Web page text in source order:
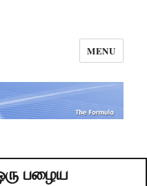
MENU
பழைய